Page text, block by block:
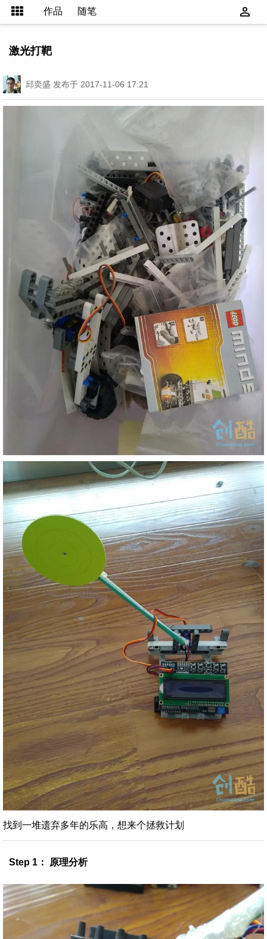
作品 随笔
激光打靶
邱奕盛 发布于 2017-11-06 17:21
找到一堆遗弃多年的乐高，想来个拯救计划
Step 1： 原理分析